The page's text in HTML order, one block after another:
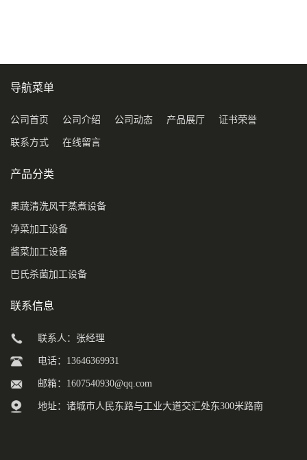
导航菜单
公司首页 公司介绍 公司动态 产品展厅 证书荣誉
联系方式 在线留言
产品分类
果蔬清洗风干蒸煮设备
净菜加工设备
酱菜加工设备
巴氏杀菌加工设备
联系信息
联系人：张经理
电话：13646369931
邮箱： 1607540930@qq.com
地址：诸城市人民东路与工业大道交汇处东300米路南